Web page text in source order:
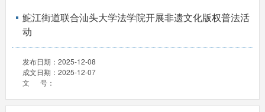
鮀江街道联合汕头大学法学院开展非遗文化版权普法活
动
发布日期： 2025-12-08
成文日期： 2025-12-07
文 号：